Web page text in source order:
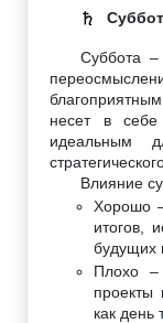
♄
Суббота –
несет в
идеальным
Влияние
Хорошо
итогов,
будущих
Плохо –
как день